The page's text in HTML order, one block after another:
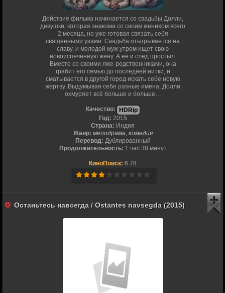
Действие фильма начинается со свадьбы Долли,
девушки, которая знакома со своим женихом всего
2 месяца, но уже готовая связать себя
священными узами. Свадьба отыгрывается на
славу, и молодой муж утром ищет свою
новоиспечённую жену. А её и след простыл.
Вместе со своими лже-родственниками, она
грабит его семью до последней нитки, и
сматывается в другой город искать себе новую
жертву. Выдумывая себе разные имена, Долли
охмуряет всё больше и больше…
Качество:
HDRip
Год: 2015
Страна: Индия
Жанр: мелодрама, комедия
Перевод: Дублированный
Продолжительность: 1 час 38 минут
КиноПоиск: 6.78
Останьтесь навсегда / Ostantes navsegda (2015)